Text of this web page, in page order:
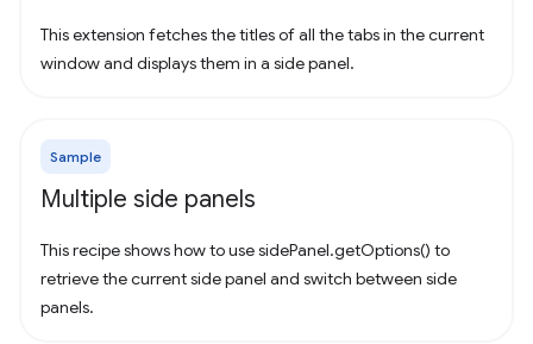
This extension fetches the titles of all the tabs in the current
window and displays them in a side panel.
Sample
Multiple side panels
This recipe shows how to use sidePanel.getOptions() to
retrieve the current side panel and switch between side
panels.